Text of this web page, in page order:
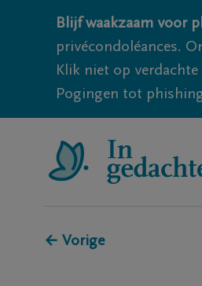
Blijf waakzaam voor
privécondoléances.
Klik niet op
Pogingen tot
← Vorige